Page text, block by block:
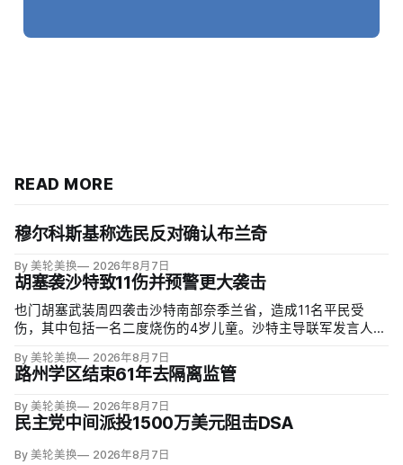
READ MORE
穆尔科斯基称选民反对确认布兰奇
By 美轮美换 2026年8月7日
胡塞袭沙特致11伤并预警更大袭击
也门胡塞武装周四袭击沙特南部奈季兰省，造成11名平民受
伤，其中包括一名二度烧伤的4岁儿童。沙特主导联军发言人图
区；
By 美轮美换 2026年8月7日
路州学区结束61年去隔离监管
By 美轮美换 2026年8月7日
民主党中间派投1500万美元阻击DSA
By 美轮美换 2026年8月7日